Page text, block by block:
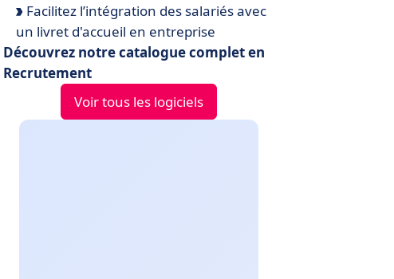
Facilitez l’intégration des salariés avec
un livret d'accueil en entreprise
Découvrez notre catalogue complet en
Recrutement
Voir tous les logiciels